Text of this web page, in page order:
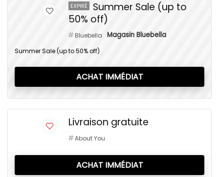
EXPIRÉ
Summer Sale (up to
50% off)
Bluebella Magasin Bluebella
Summer Sale (up to 50% off)
ACHAT IMMÉDIAT
Livraison gratuite
About You
ACHAT IMMÉDIAT